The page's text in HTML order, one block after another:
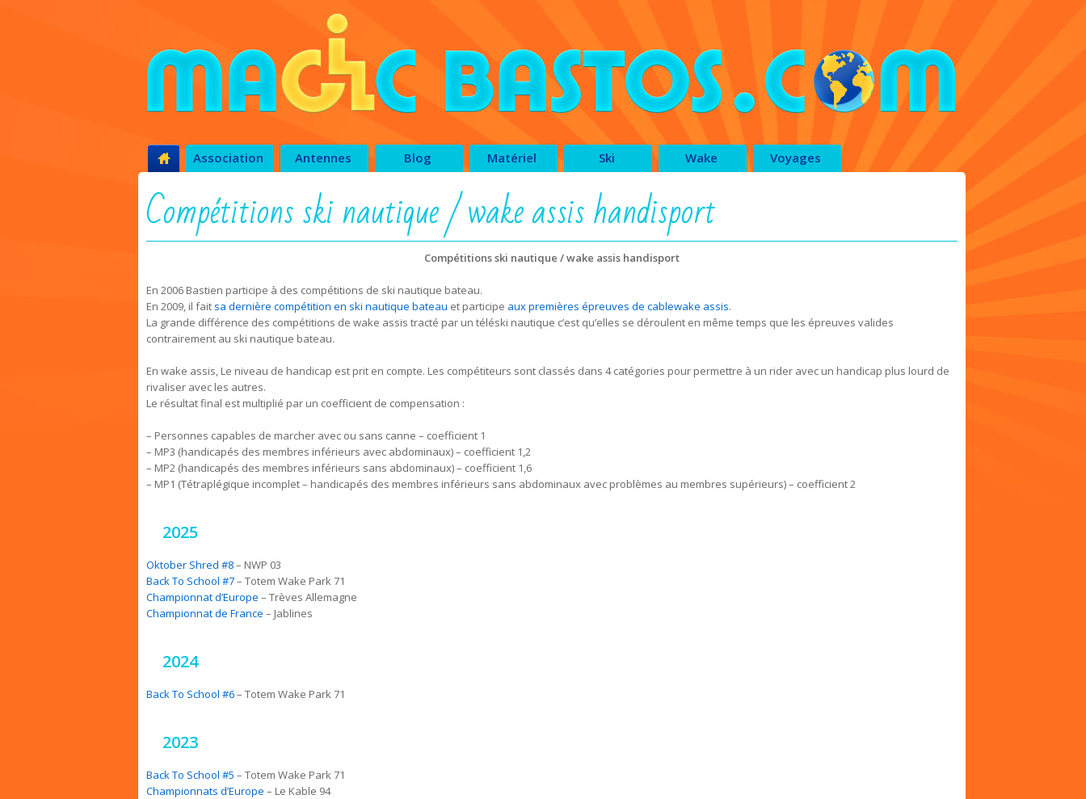
Association Antennes Blog Matériel Ski Wake Voyages
Compétitions ski nautique / wake assis handisport
Compétitions ski nautique / wake assis handisport
En 2006 Bastien participe à des compétitions de ski nautique bateau.
En 2009, il fait sa dernière compétition en ski nautique bateau et participe aux premières épreuves de cablewake assis.
La grande différence des compétitions de wake assis tracté par un téléski nautique c’est qu’elles se déroulent en même temps que les épreuves valides
contrairement au ski nautique bateau.
En wake assis, Le niveau de handicap est prit en compte. Les compétiteurs sont classés dans 4 catégories pour permettre à un rider avec un handicap plus lourd de
rivaliser avec les autres.
Le résultat final est multiplié par un coefficient de compensation :
– Personnes capables de marcher avec ou sans canne – coefficient 1
– MP3 (handicapés des membres inférieurs avec abdominaux) – coefficient 1,2
– MP2 (handicapés des membres inférieurs sans abdominaux) – coefficient 1,6
– MP1 (Tétraplégique incomplet – handicapés des membres inférieurs sans abdominaux avec problèmes au membres supérieurs) – coefficient 2
2025
Oktober Shred #8– NWP 03
Back To School #7– Totem Wake Park 71
Championnat d’Europe – Trèves Allemagne
Championnat de France – Jablines
2024
Back To School #6– Totem Wake Park 71
2023
Back To School #5 – Totem Wake Park 71
Championnats d’Europe – Le Kable 94